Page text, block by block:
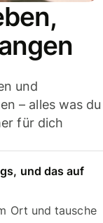
und
– alles was du
für dich
und das auf
Ort und tausche